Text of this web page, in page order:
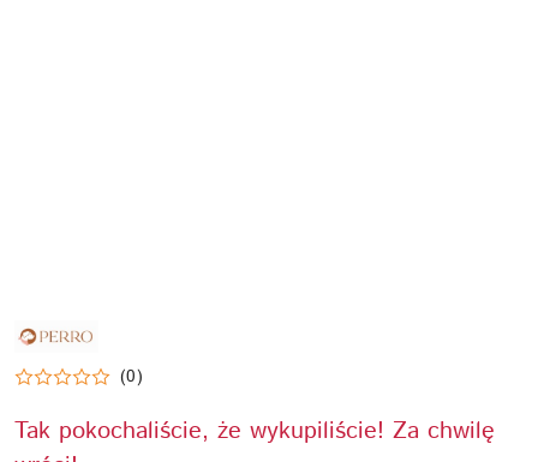
NAZWA
PRODUCENTA:
(0)
Tak pokochaliście, że wykupiliście! Za chwilę